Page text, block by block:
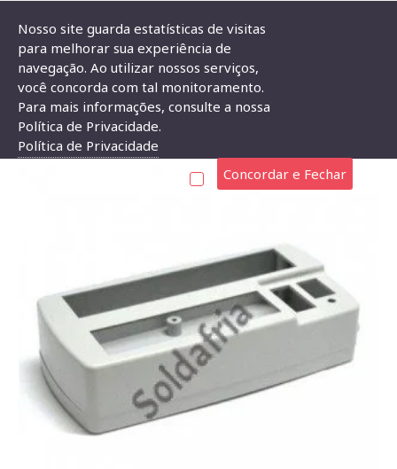
Caixa Patola PB-560/7 39x75x157 Mm
CAIXA PATOLA PB-560/7 39X75X157 MM
Nosso site guarda estatísticas de visitas
para melhorar sua experiência de
navegação. Ao utilizar nossos serviços,
você concorda com tal monitoramento.
Para mais informações, consulte a nossa
Política de Privacidade.
Política de Privacidade
Concordar e Fechar